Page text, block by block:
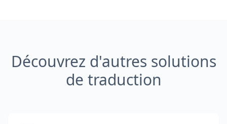
Découvrez d'autres solutions
de traduction